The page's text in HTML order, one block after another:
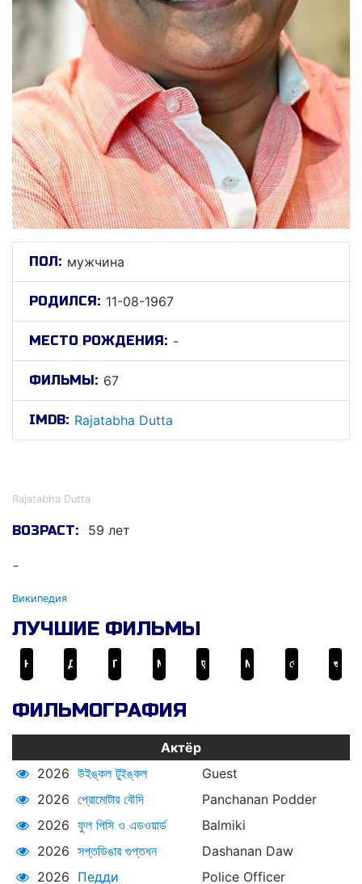
ПОЛ: мужчина
РОДИЛСЯ: 11-08-1967
МЕСТО РОЖДЕНИЯ: -
ФИЛЬМЫ: 67
IMDB: Rajatabha Dutta
Rajatabha Dutta
ВОЗРАСТ: 59 лет
-
Википедия
ЛУЧШИЕ ФИЛЬМЫ
ФИЛЬМОГРАФИЯ
Актёр
2026 উইঙ্কল টুইঙ্কল
Guest
2026 প্রোমোটার বৌদি
Panchanan Podder
2026 ফুল পিসি ও এডওয়ার্ড
Balmiki
2026 সপ্তডিঙার গুপ্তধন
Dashanan Daw
2026 Педди Police Officer